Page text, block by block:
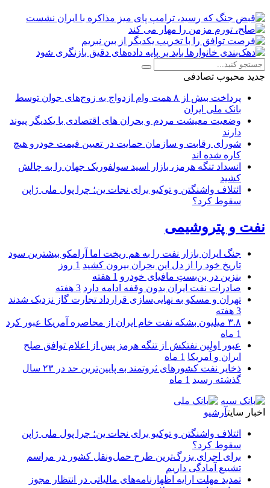
جدید محبوب تصادفی
پرداخت بیش از ۸ همت وام ازدواج به زوج‌های جوان توسط
بانک ملی ایران
وضعیت معیشت مردم و بحران های اقتصادی با یکدیگر پیوند
دارند
شورای رقابت و سازمان حمایت در تعیین قیمت خودرو هیچ
کاره شده اند
انسداد تنگه هرمز، بازار اسید سولفوریک جهان را به چالش
کشید
ائتلاف واشنگتن و توکیو برای نجات ین؛ چرا پول ملی ژاپن
سقوط کرد؟
نفت و پتروشیمی
جنگ ایران بازار نفت را به هم ریخت اما آرامکو بیشترین سود
تاریخ خود را از دل این بحران بیرون کشید 1 روز
بنزین در بن‌بستِ مافیای خودرو 1 هفته
صادرات نفت ایران بدون وقفه ادامه دارد 3 هفته
تهران و مسکو به نهایی‌سازی قرارداد تجارت گاز نزدیک شدند
3 هفته
۳.۸ میلیون بشکه نفت خام ایران از محاصره آمریکا عبور کرد
1 ماه
عبور اولین نفتکش از تنگه هرمز پس از اعلام توافق صلح
ایران و آمریکا 1 ماه
ذخایر نفت کشورهای ثروتمند به پایین‌ترین حد در ۲۳ سال
گذشته رسید 1 ماه
اخبار سایتآرشیو
ائتلاف واشنگتن و توکیو برای نجات ین؛ چرا پول ملی ژاپن
سقوط کرد؟
برای اجرای بزرگ‌ترین طرح حمل‌ونقل کشور در مراسم
تشییع آمادگی داریم
تمدید مهلت ارایه اظهارنامه‌های مالیاتی در انتظار مجوز